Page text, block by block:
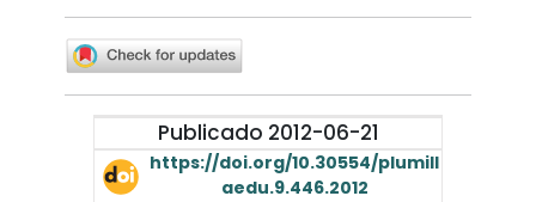
Publicado 2012-06-21
https://doi.org/10.30554/plumill
aedu.9.446.2012